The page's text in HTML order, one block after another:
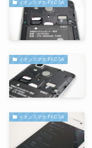
イオンスマホ FXC-5A
イオンスマホ FXC-5A
イオンスマホ FXC-5A